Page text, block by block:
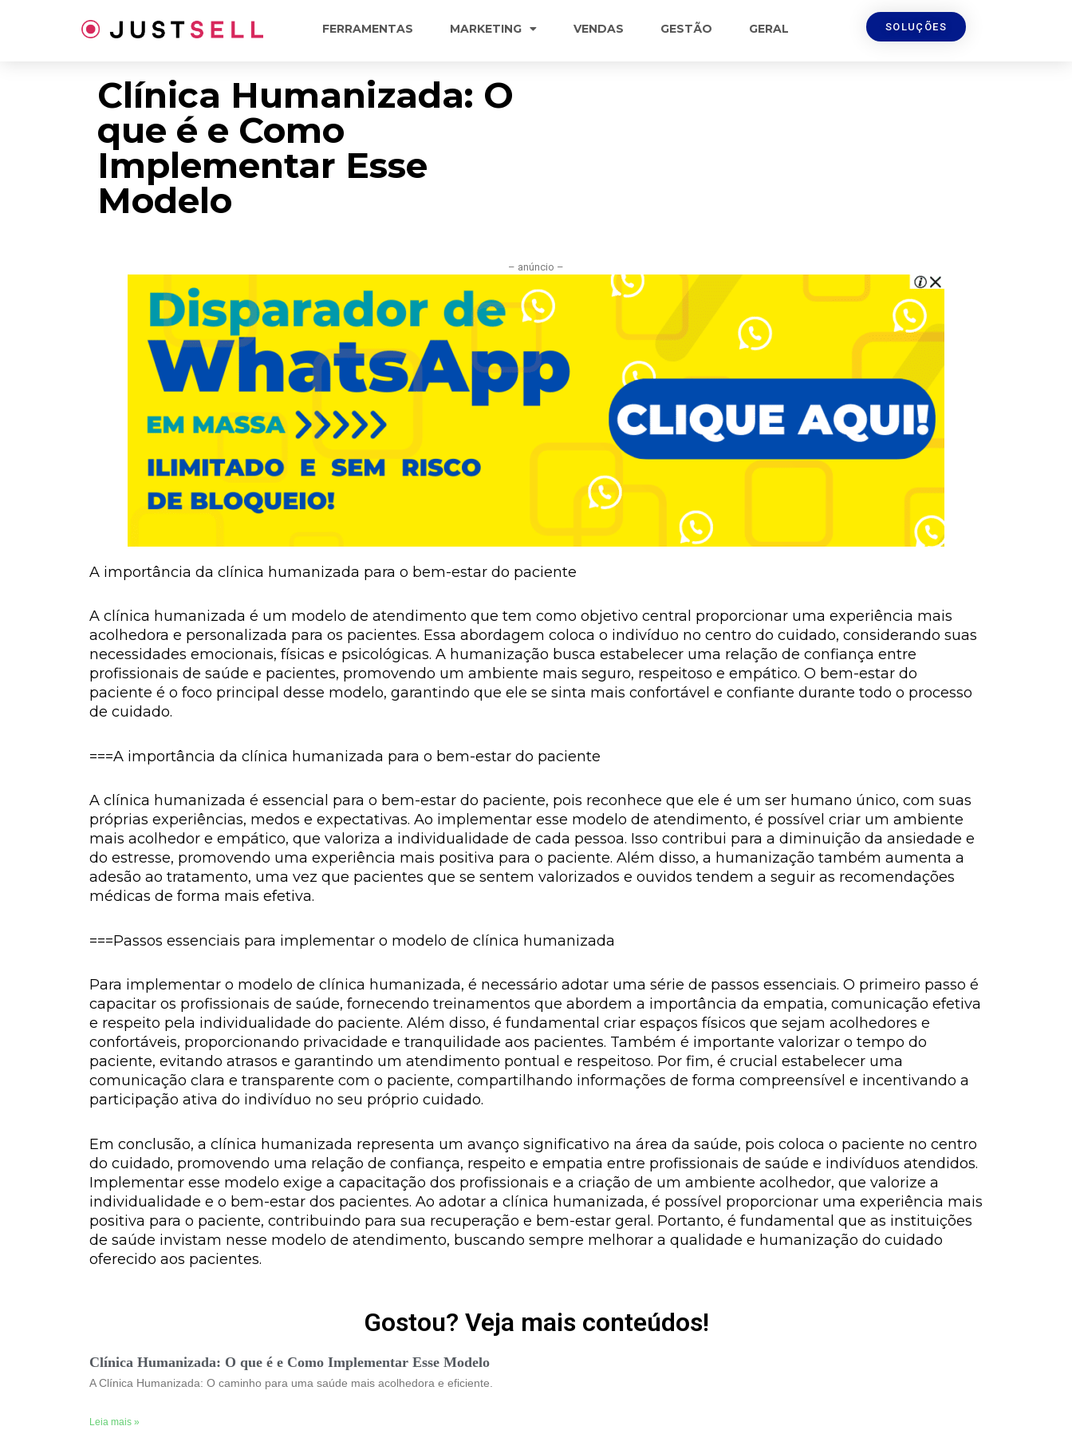
FERRAMENTAS MARKETING VENDAS GESTÃO GERAL SOLUÇÕES
Clínica Humanizada: O
que é e Como
Implementar Esse
Modelo
– anúncio –
A importância da clínica humanizada para o bem-estar do paciente
A clínica humanizada é um modelo de atendimento que tem como objetivo central proporcionar uma experiência mais
acolhedora e personalizada para os pacientes. Essa abordagem coloca o indivíduo no centro do cuidado, considerando suas
necessidades emocionais, físicas e psicológicas. A humanização busca estabelecer uma relação de confiança entre
profissionais de saúde e pacientes, promovendo um ambiente mais seguro, respeitoso e empático. O bem-estar do
paciente é o foco principal desse modelo, garantindo que ele se sinta mais confortável e confiante durante todo o processo
de cuidado.
===A importância da clínica humanizada para o bem-estar do paciente
A clínica humanizada é essencial para o bem-estar do paciente, pois reconhece que ele é um ser humano único, com suas
próprias experiências, medos e expectativas. Ao implementar esse modelo de atendimento, é possível criar um ambiente
mais acolhedor e empático, que valoriza a individualidade de cada pessoa. Isso contribui para a diminuição da ansiedade e
do estresse, promovendo uma experiência mais positiva para o paciente. Além disso, a humanização também aumenta a
adesão ao tratamento, uma vez que pacientes que se sentem valorizados e ouvidos tendem a seguir as recomendações
médicas de forma mais efetiva.
===Passos essenciais para implementar o modelo de clínica humanizada
Para implementar o modelo de clínica humanizada, é necessário adotar uma série de passos essenciais. O primeiro passo é
capacitar os profissionais de saúde, fornecendo treinamentos que abordem a importância da empatia, comunicação efetiva
e respeito pela individualidade do paciente. Além disso, é fundamental criar espaços físicos que sejam acolhedores e
confortáveis, proporcionando privacidade e tranquilidade aos pacientes. Também é importante valorizar o tempo do
paciente, evitando atrasos e garantindo um atendimento pontual e respeitoso. Por fim, é crucial estabelecer uma
comunicação clara e transparente com o paciente, compartilhando informações de forma compreensível e incentivando a
participação ativa do indivíduo no seu próprio cuidado.
Em conclusão, a clínica humanizada representa um avanço significativo na área da saúde, pois coloca o paciente no centro
do cuidado, promovendo uma relação de confiança, respeito e empatia entre profissionais de saúde e indivíduos atendidos.
Implementar esse modelo exige a capacitação dos profissionais e a criação de um ambiente acolhedor, que valorize a
individualidade e o bem-estar dos pacientes. Ao adotar a clínica humanizada, é possível proporcionar uma experiência mais
positiva para o paciente, contribuindo para sua recuperação e bem-estar geral. Portanto, é fundamental que as instituições
de saúde invistam nesse modelo de atendimento, buscando sempre melhorar a qualidade e humanização do cuidado
oferecido aos pacientes.
Gostou? Veja mais conteúdos!
Clínica Humanizada: O que é e Como Implementar Esse Modelo
A Clínica Humanizada: O caminho para uma saúde mais acolhedora e eficiente.
Leia mais »